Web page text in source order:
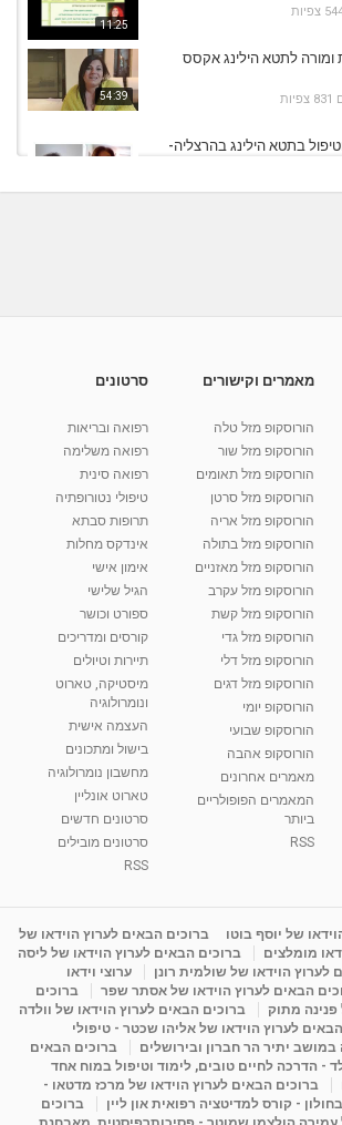
11:25
צפיות
54:39
ומורה לתטא הילינג אקסס
831 צפיות
וטיפול בתטא הילינג בהרצליה-
10:17
המתגלצ’ת ללא קמח
38.5k צפיות
01:37
אלכסנדר וטאי צ'י
2,734 צפיות
01:46
ויעוץ רוחני - נומרולוגית
2,310 צפיות
05:37
משמעות חודש הלידה -
לאימון התנהגותי - קשב
09:12
- היכרות עם האני הפנימי
צפיות
"נתיב הלב" בהרצליה-
מאמרים וקישורים
הורוסקופ מזל טלה
הורוסקופ מזל שור
הורוסקופ מזל תאומים
הורוסקופ מזל סרטן
הורוסקופ מזל אריה
הורוסקופ מזל בתולה
הורוסקופ מזל מאזניים
הורוסקופ מזל עקרב
הורוסקופ מזל קשת
הורוסקופ מזל גדי
הורוסקופ מזל דלי
הורוסקופ מזל דגים
הורוסקופ יומי
הורוסקופ שבועי
הורוסקופ אהבה
מאמרים אחרונים
המאמרים הפופולריים
ביותר
RSS
סרטונים
רפואה ובריאות
רפואה משלימה
רפואה סינית
טיפולי נטורופתיה
תרופות סבתא
אינדקס מחלות
אימון אישי
הגיל שלישי
ספורט וכושר
קורסים ומדריכים
תיירות וטיולים
מיסטיקה, טארוט
ונומרולוגיה
העצמה אישית
בישול ומתכונים
מחשבון נומרולוגיה
טארוט אונליין
סרטונים חדשים
סרטונים מובילים
RSS
של יוסף בוטו
ברוכים הבאים לערוץ הוידאו של
מומלצים
ברוכים הבאים לערוץ הוידאו של ליסה
לערוץ הוידאו של שולמית רונן
ערוצי וידאו
הבאים לערוץ הוידאו של אסתר שפר
ברוכים
פנינה מתוק
ברוכים הבאים לערוץ הוידאו של וולדה
לערוץ הוידאו של אליהו שכטר - טיפולי
במושב יתיר הר חברון ובירושלים
ברוכים הבאים
- הדרכה לחיים טובים, לימוד וטיפול במוח אחד
ברוכים הבאים לערוץ הוידאו של מרכז מדטאו -
- קורס למדיטציה רפואית און ליין
ברוכים